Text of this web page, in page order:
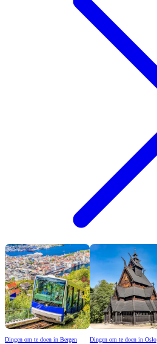
Dingen om te doen in Bergen Dingen om te doen in Oslo